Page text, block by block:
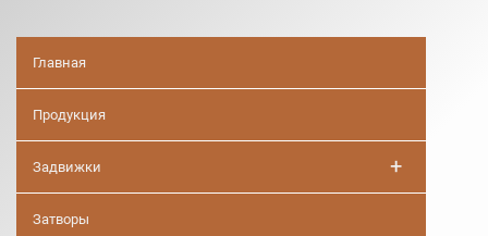
Главная
Продукция
Задвижки +
Затворы